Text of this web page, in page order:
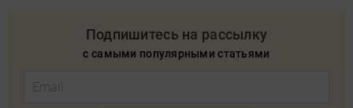
Подпишитесь на рассылку
с самыми популярными статьями